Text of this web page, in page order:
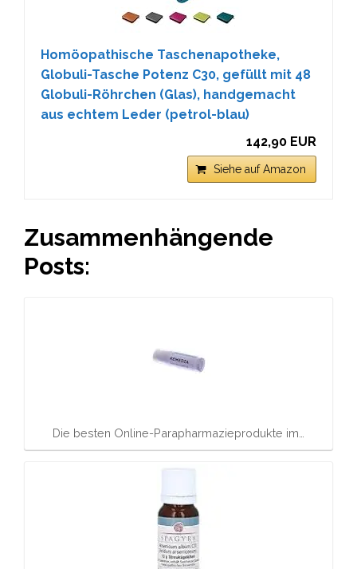
Homöopathische Taschenapotheke,
Globuli-Tasche Potenz C30, gefüllt mit 48
Globuli-Röhrchen (Glas), handgemacht
aus echtem Leder (petrol-blau)
142,90 EUR
Siehe auf Amazon
Zusammenhängende
Posts:
Die besten Online-Parapharmazieprodukte im…